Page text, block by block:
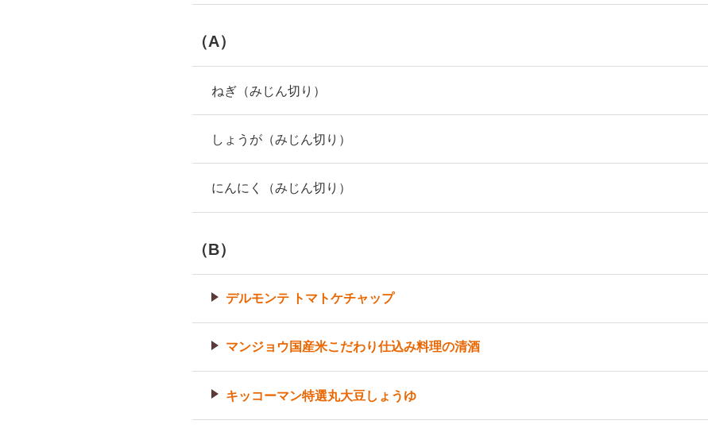
（A）
ねぎ（みじん切り）
しょうが（みじん切り）
にんにく（みじん切り）
（B）
デルモンテ トマトケチャップ
マンジョウ国産米こだわり仕込み料理の清酒
キッコーマン特選丸大豆しょうゆ